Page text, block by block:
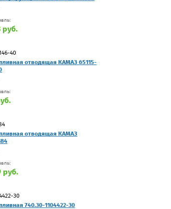
руб.
40
отводящая КАМАЗ 65115-
отводящая КАМАЗ
руб.
30
740.30-1104422-30